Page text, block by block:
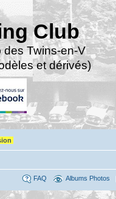
Club
des Twins-en-V
et dérivés)
FAQ Albums Photos